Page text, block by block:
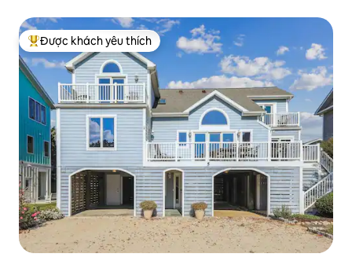
Được khách yêu thích nhất
Được khách yêu thích